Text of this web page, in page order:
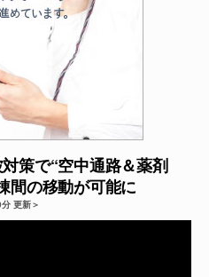
ト情報
スト（投稿）
想・ご要望
る質問
策で“空中通路＆薬剤
の移動が可能に
更新＞